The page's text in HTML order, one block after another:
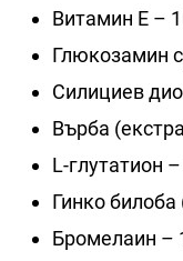
Витамин Е –
Глюкозамин
Силициев
Върба
L-глутатион
Гинко билоба
Бромелаин –